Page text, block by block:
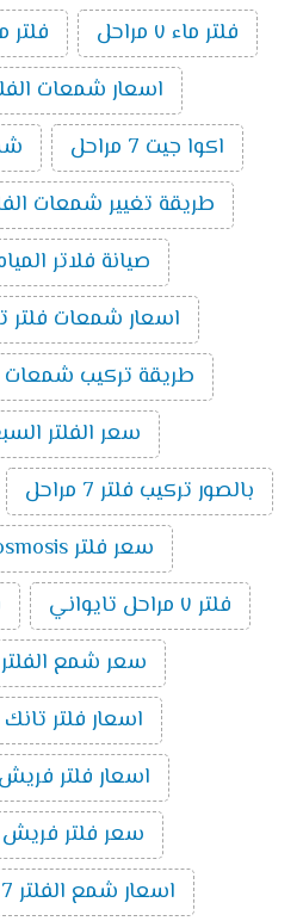
فلتر ماء ٧ مراحل
فلتر مياه 7
اسعار شمعات الفلتر 7
اكوا جيت 7 مراحل
طريقة تغيير شمعات الفلتر 7 مراحل
صيانة فلاتر المياه 7
اسعار شمعات فلتر تانك 7
طريقة تركيب شمعات الفلتر
سعر الفلتر
بالصور تركيب فلتر 7 مراحل
سعر فلتر reverse osmosis
فلتر ٧ مراحل تايواني
سعر شمع الفلتر 7 مراحل
اسعار فلتر تانك ٧ مراحل
اسعار فلتر فريش 7 مراحل
سعر فلتر فريش 7 مراحل
اسعار شمع الفلتر 7 مراحل تانك